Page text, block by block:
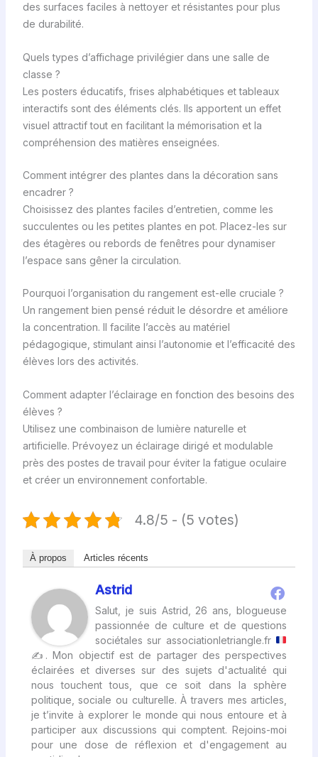
des surfaces faciles à nettoyer et résistantes pour plus
de durabilité.
Quels types d’affichage privilégier dans une salle de
classe ?
Les posters éducatifs, frises alphabétiques et tableaux
interactifs sont des éléments clés. Ils apportent un effet
visuel attractif tout en facilitant la mémorisation et la
compréhension des matières enseignées.
Comment intégrer des plantes dans la décoration sans
encadrer ?
Choisissez des plantes faciles d’entretien, comme les
succulentes ou les petites plantes en pot. Placez-les sur
des étagères ou rebords de fenêtres pour dynamiser
l’espace sans gêner la circulation.
Pourquoi l’organisation du rangement est-elle cruciale ?
Un rangement bien pensé réduit le désordre et améliore
la concentration. Il facilite l’accès au matériel
pédagogique, stimulant ainsi l’autonomie et l’efficacité des
élèves lors des activités.
Comment adapter l’éclairage en fonction des besoins des
élèves ?
Utilisez une combinaison de lumière naturelle et
artificielle. Prévoyez un éclairage dirigé et modulable
près des postes de travail pour éviter la fatigue oculaire
et créer un environnement confortable.
4.8/5 - (5 votes)
À propos Articles récents
Astrid
Salut, je suis Astrid, 26 ans, blogueuse
passionnée de culture et de questions
sociétales sur associationletriangle.fr
✍ . Mon objectif est de partager des perspectives
éclairées et diverses sur des sujets d'actualité qui
nous touchent tous, que ce soit dans la sphère
politique, sociale ou culturelle. À travers mes articles,
je t’invite à explorer le monde qui nous entoure et à
participer aux discussions qui comptent. Rejoins-moi
pour une dose de réflexion et d'engagement au